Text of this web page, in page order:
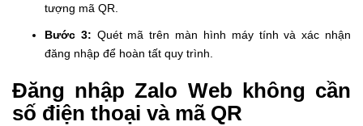
tượng mã QR.
Bước 3: Quét mã trên màn hình máy tính và xác nhận
đăng nhập để hoàn tất quy trình.
Đăng nhập Zalo Web không cần
số điện thoại và mã QR